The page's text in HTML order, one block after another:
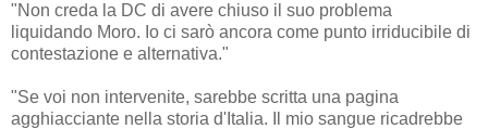
"Non creda la DC di avere chiuso il suo problema
liquidando Moro. Io ci sarò ancora come punto irriducibile di
contestazione e alternativa."
"Se voi non intervenite, sarebbe scritta una pagina
agghiacciante nella storia d'Italia. Il mio sangue ricadrebbe